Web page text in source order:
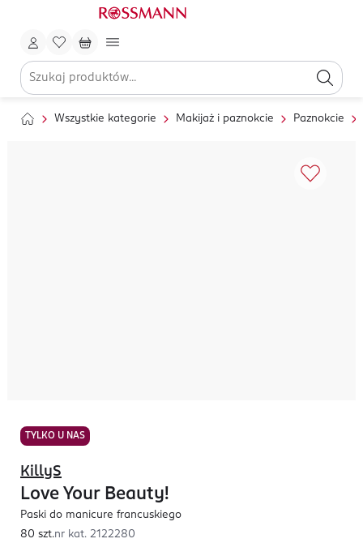
Wszystkie kategorie Makijaż i paznokcie Paznokcie
TYLKO U NAS
KillyS
Love Your Beauty!
Paski do manicure francuskiego
80 szt.nr kat. 2122280